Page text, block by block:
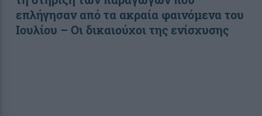
επλήγησαν από τα ακραία φαινόμενα του
Ιουλίου – Οι δικαιούχοι της ενίσχυσης